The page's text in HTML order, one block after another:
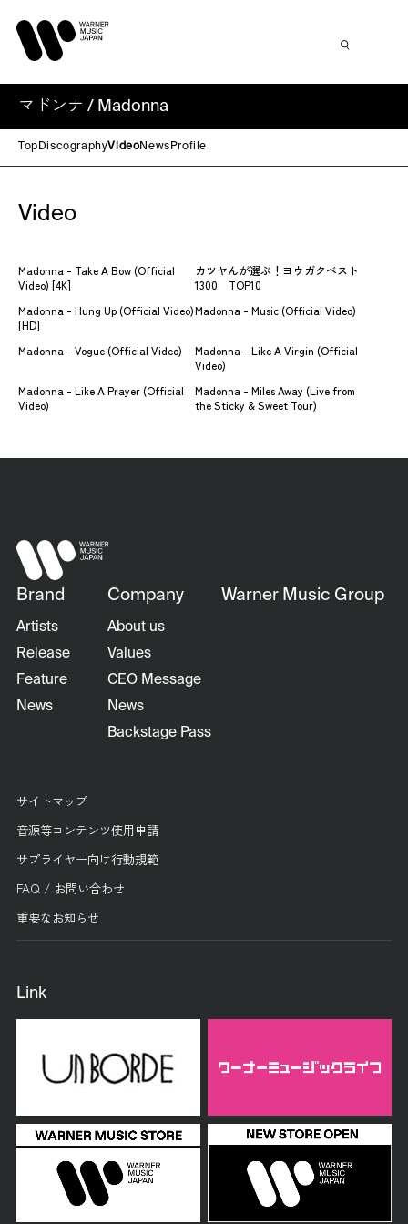
マドンナ / Madonna
Top DiscographyVideoNews Profile
Video
Madonna - Take A Bow (Official
Video) [4K]
カツヤんが選ぶ！ヨウガクベスト
1300 TOP10
Madonna - Hung Up (Official Video)
[HD]
Madonna - Music (Official Video)
Madonna - Vogue (Official Video)
Madonna - Like A Virgin (Official
Video)
Madonna - Like A Prayer (Official
Video)
Madonna - Miles Away (Live from
the Sticky & Sweet Tour)
Brand
Artists
Release
Feature
News
Company
About us
Values
CEO Message
News
Backstage Pass
Warner Music Group
サイトマップ
音源等コンテンツ使用申請
サプライヤー向け行動規範
FAQ / お問い合わせ
重要なお知らせ
Link